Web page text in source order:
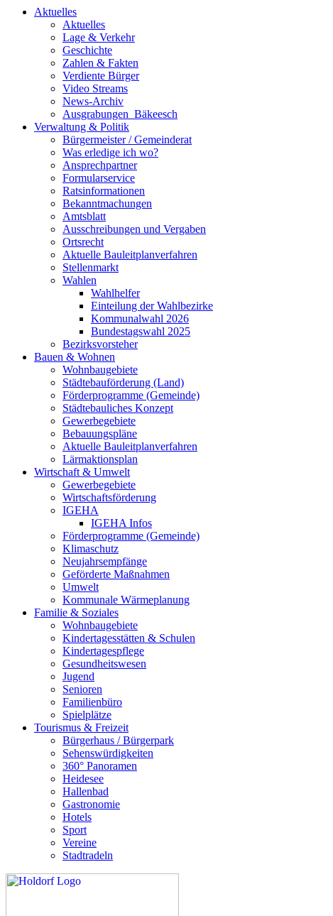
Aktuelles
Aktuelles
Lage & Verkehr
Geschichte
Zahlen & Fakten
Verdiente Bürger
Video Streams
News-Archiv
Ausgrabungen_Bäkeesch
Verwaltung & Politik
Bürgermeister / Gemeinderat
Was erledige ich wo?
Ansprechpartner
Formularservice
Ratsinformationen
Bekanntmachungen
Amtsblatt
Ausschreibungen und Vergaben
Ortsrecht
Aktuelle Bauleitplanverfahren
Stellenmarkt
Wahlen
Wahlhelfer
Einteilung der Wahlbezirke
Kommunalwahl 2026
Bundestagswahl 2025
Bezirksvorsteher
Bauen & Wohnen
Wohnbaugebiete
Städtebauförderung (Land)
Förderprogramme (Gemeinde)
Städtebauliches Konzept
Gewerbegebiete
Bebauungspläne
Aktuelle Bauleitplanverfahren
Lärmaktionsplan
Wirtschaft & Umwelt
Gewerbegebiete
Wirtschaftsförderung
IGEHA
IGEHA Infos
Förderprogramme (Gemeinde)
Klimaschutz
Neujahrsempfänge
Geförderte Maßnahmen
Umwelt
Kommunale Wärmeplanung
Familie & Soziales
Wohnbaugebiete
Kindertagesstätten & Schulen
Kindertagespflege
Gesundheitswesen
Jugend
Senioren
Familienbüro
Spielplätze
Tourismus & Freizeit
Bürgerhaus / Bürgerpark
Sehenswürdigkeiten
360° Panoramen
Heidesee
Hallenbad
Gastronomie
Hotels
Sport
Vereine
Stadtradeln